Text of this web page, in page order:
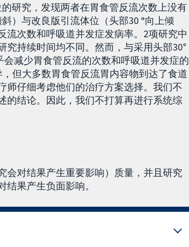
研究，发现两者在胃食管反流次数上没有
斜）与改良版引流体位（头部30°向上倾
流次数和呼吸道并发症发病率。2项研究中
持续时间均不同。然而，与采用头部30°
会减少胃食管反流的次数和呼吸道并发症的
但大多数胃食管反流胃内容物到达了食道
师仔细考虑他们的治疗方案选择。我们不
的结论。因此，我们不打算再进行系统综
会对结果产生重要影响）质量，并且研究
果产生负面影响。